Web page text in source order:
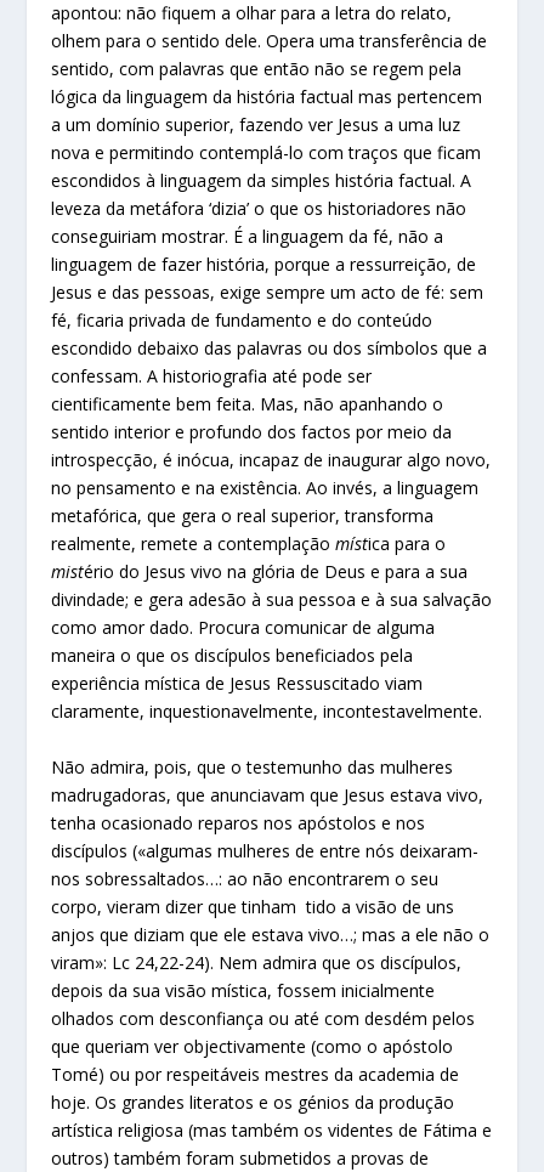
apontou: não fiquem a olhar para a letra do relato,
olhem para o sentido dele. Opera uma transferência de
sentido, com palavras que então não se regem pela
lógica da linguagem da história factual mas pertencem
a um domínio superior, fazendo ver Jesus a uma luz
nova e permitindo contemplá-lo com traços que ficam
escondidos à linguagem da simples história factual. A
leveza da metáfora ‘dizia’ o que os historiadores não
conseguiriam mostrar. É a linguagem da fé, não a
linguagem de fazer história, porque a ressurreição, de
Jesus e das pessoas, exige sempre um acto de fé: sem
fé, ficaria privada de fundamento e do conteúdo
escondido debaixo das palavras ou dos símbolos que a
confessam. A historiografia até pode ser
cientificamente bem feita. Mas, não apanhando o
sentido interior e profundo dos factos por meio da
introspecção, é inócua, incapaz de inaugurar algo novo,
no pensamento e na existência. Ao invés, a linguagem
metafórica, que gera o real superior, transforma
realmente, remete a contemplaçãomística para o
mistério do Jesus vivo na glória de Deus e para a sua
divindade; e gera adesão à sua pessoa e à sua salvação
como amor dado. Procura comunicar de alguma
maneira o que os discípulos beneficiados pela
experiência mística de Jesus Ressuscitado viam
claramente, inquestionavelmente, incontestavelmente.
Não admira, pois, que o testemunho das mulheres
madrugadoras, que anunciavam que Jesus estava vivo,
tenha ocasionado reparos nos apóstolos e nos
discípulos («algumas mulheres de entre nós deixaram-
nos sobressaltados…: ao não encontrarem o seu
corpo, vieram dizer que tinham tido a visão de uns
anjos que diziam que ele estava vivo…; mas a ele não o
viram»: Lc 24,22-24). Nem admira que os discípulos,
depois da sua visão mística, fossem inicialmente
olhados com desconfiança ou até com desdém pelos
que queriam ver objectivamente (como o apóstolo
Tomé) ou por respeitáveis mestres da academia de
hoje. Os grandes literatos e os génios da produção
artística religiosa (mas também os videntes de Fátima e
outros) também foram submetidos a provas de